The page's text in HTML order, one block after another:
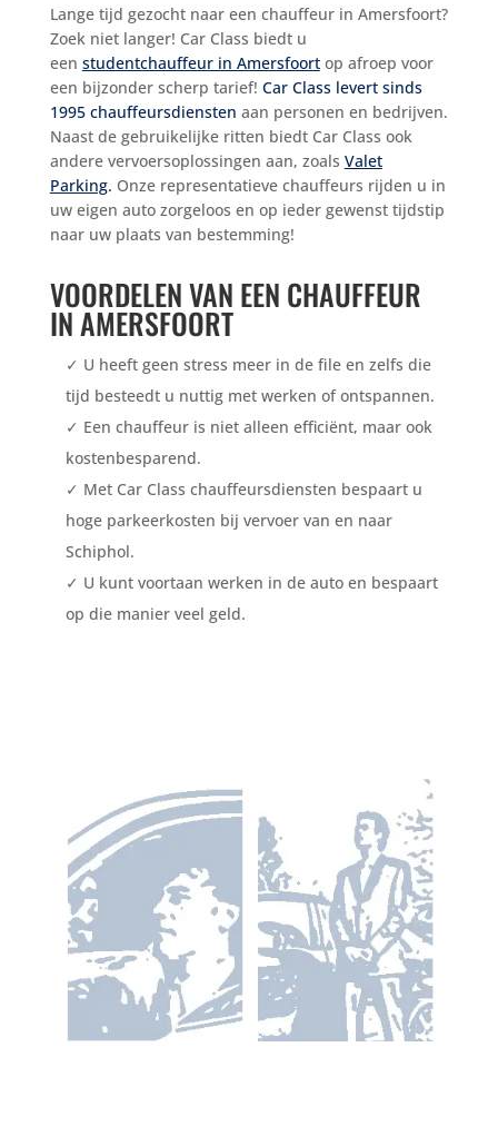
Lange tijd gezocht naar een chauffeur in Amersfoort?
Zoek niet langer! Car Class biedt u
een studentchauffeur in Amersfoort op afroep voor
een bijzonder scherp tarief! Car Class levert sinds
1995 chauffeursdiensten aan personen en bedrijven.
Naast de gebruikelijke ritten biedt Car Class ook
andere vervoersoplossingen aan, zoals Valet
Parking. Onze representatieve chauffeurs rijden u in
uw eigen auto zorgeloos en op ieder gewenst tijdstip
naar uw plaats van bestemming!
VOORDELEN VAN EEN CHAUFFEUR
IN AMERSFOORT
✓ U heeft geen stress meer in de file en zelfs die
tijd besteedt u nuttig met werken of ontspannen.
✓ Een chauffeur is niet alleen efficiënt, maar ook
kostenbesparend.
✓ Met Car Class chauffeursdiensten bespaart u
hoge parkeerkosten bij vervoer van en naar
Schiphol.
✓ U kunt voortaan werken in de auto en bespaart
op die manier veel geld.